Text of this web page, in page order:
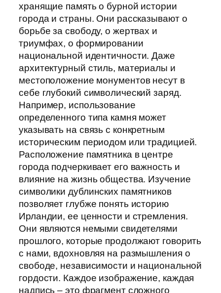
хранящие память о бурной истории
города и страны. Они рассказывают о
борьбе за свободу, о жертвах и
триумфах, о формировании
национальной идентичности. Даже
архитектурный стиль, материалы и
местоположение монументов несут в
себе глубокий символический заряд.
Например, использование
определенного типа камня может
указывать на связь с конкретным
историческим периодом или традицией.
Расположение памятника в центре
города подчеркивает его важность и
влияние на жизнь общества. Изучение
символики дублинских памятников
позволяет глубже понять историю
Ирландии, ее ценности и стремления.
Они являются немыми свидетелями
прошлого, которые продолжают говорить
с нами, вдохновляя на размышления о
свободе, независимости и национальной
гордости. Каждое изображение, каждая
надпись – это фрагмент сложного